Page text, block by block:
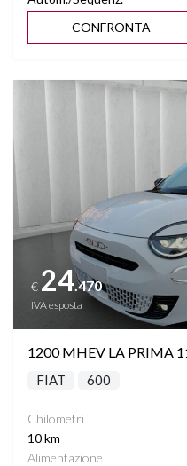
CONFRONTA
Vedi dettagli
€ 24.470
IVA esposta
1200 MHEV LA PRIMA
FIAT 600
Chilometri
10 km
Alimentazione